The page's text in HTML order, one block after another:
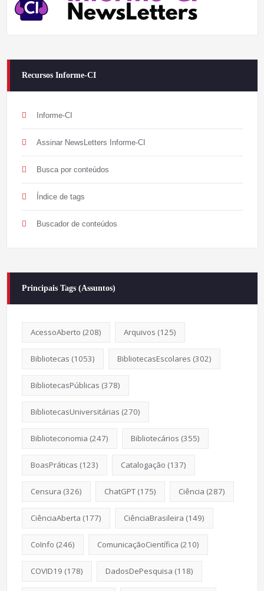
Recursos Informe-CI
Informe-CI
Assinar NewsLetters Informe-CI
Busca por conteúdos
Índice de tags
Buscador de conteúdos
Principais Tags (Assuntos)
AcessoAberto (208) Arquivos (125)
Bibliotecas (1053) BibliotecasEscolares (302)
BibliotecasPúblicas (378)
BibliotecasUniversitárias (270)
Biblioteconomia (247) Bibliotecários (355)
BoasPráticas (123) Catalogação (137)
Censura (326) ChatGPT(175) Ciência (287)
CiênciaAberta (177) CiênciaBrasileira (149)
CoInfo (246) ComunicaçãoCientífica (210)
COVID19 (178) DadosDePesquisa (118)